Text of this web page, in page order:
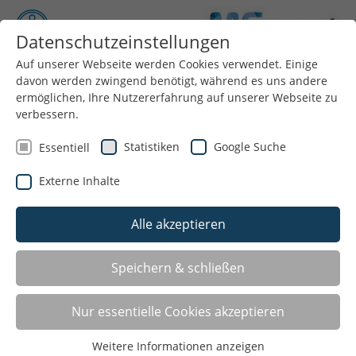
Menü
BEWEGUNGSKINDERGARTEN
Seit dem Jahr 2003 hat der Stadtsportbund
begonnen, das Programm "Anerkannter
Bewegungskindergarten des Landessportbundes
NRW" umzusetzen. Hintergrund war, dass es im
Rahmen der kommunalen Gesundheitskonferenz eine
Arbeitsgruppe unter dem Namen "Kindergesundheit"
gab und dass das Programm im LSB nun ausgereift,
d.h. die erste Projektphase abgeschlossen war. Seither
haben sich verschiedene städtische Kindergärten,
Datenschutzeinstellungen
Auf unserer Webseite werden Cookies verwendet. Einige
davon werden zwingend benötigt, während es uns andere
ermöglichen, Ihre Nutzererfahrung auf unserer Webseite zu
verbessern.
Essentiell Statistiken Google Suche
Externe Inhalte
Alle akzeptieren
Speichern & schließen
Nur essentielle Cookies akzeptieren
Weitere Informationen anzeigen